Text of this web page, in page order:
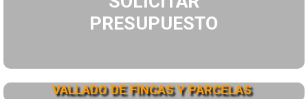
PRESUPUESTO
VALLADO DE FINCAS Y PARCELAS